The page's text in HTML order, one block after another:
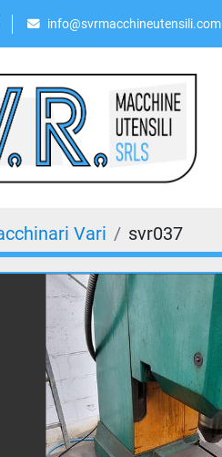
info@svrmacchineutensili.com
Vari svr037